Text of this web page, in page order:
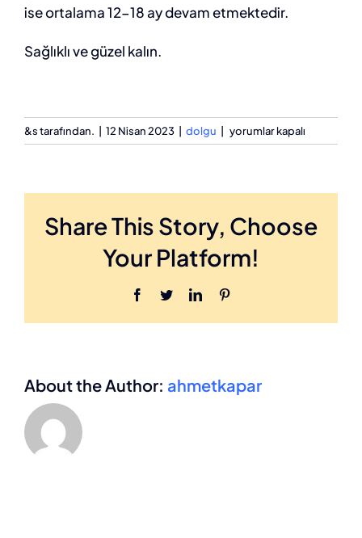
ise ortalama 12-18 ay devam etmektedir.
Sağlıklı ve güzel kalın.
&s tarafından. 12 Nisan 2023 dolgu
Kaş
kaldırma
için
yorumlar kapalı
Share This Story, Choose
Your Platform!
Facebook
TwitterLinkedIn
About the Author: ahmetkapar